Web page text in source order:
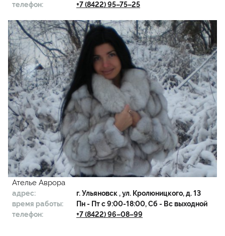
телефон:
+7 (8422) 95–75–25
Ателье Аврора
адрес: г.Ульяновск, ул. Кролюницкого, д. 13
время работы:
Пн - Пт с 9:00-18:00, Сб - Вс выходной
телефон:
+7 (8422) 96–08–99